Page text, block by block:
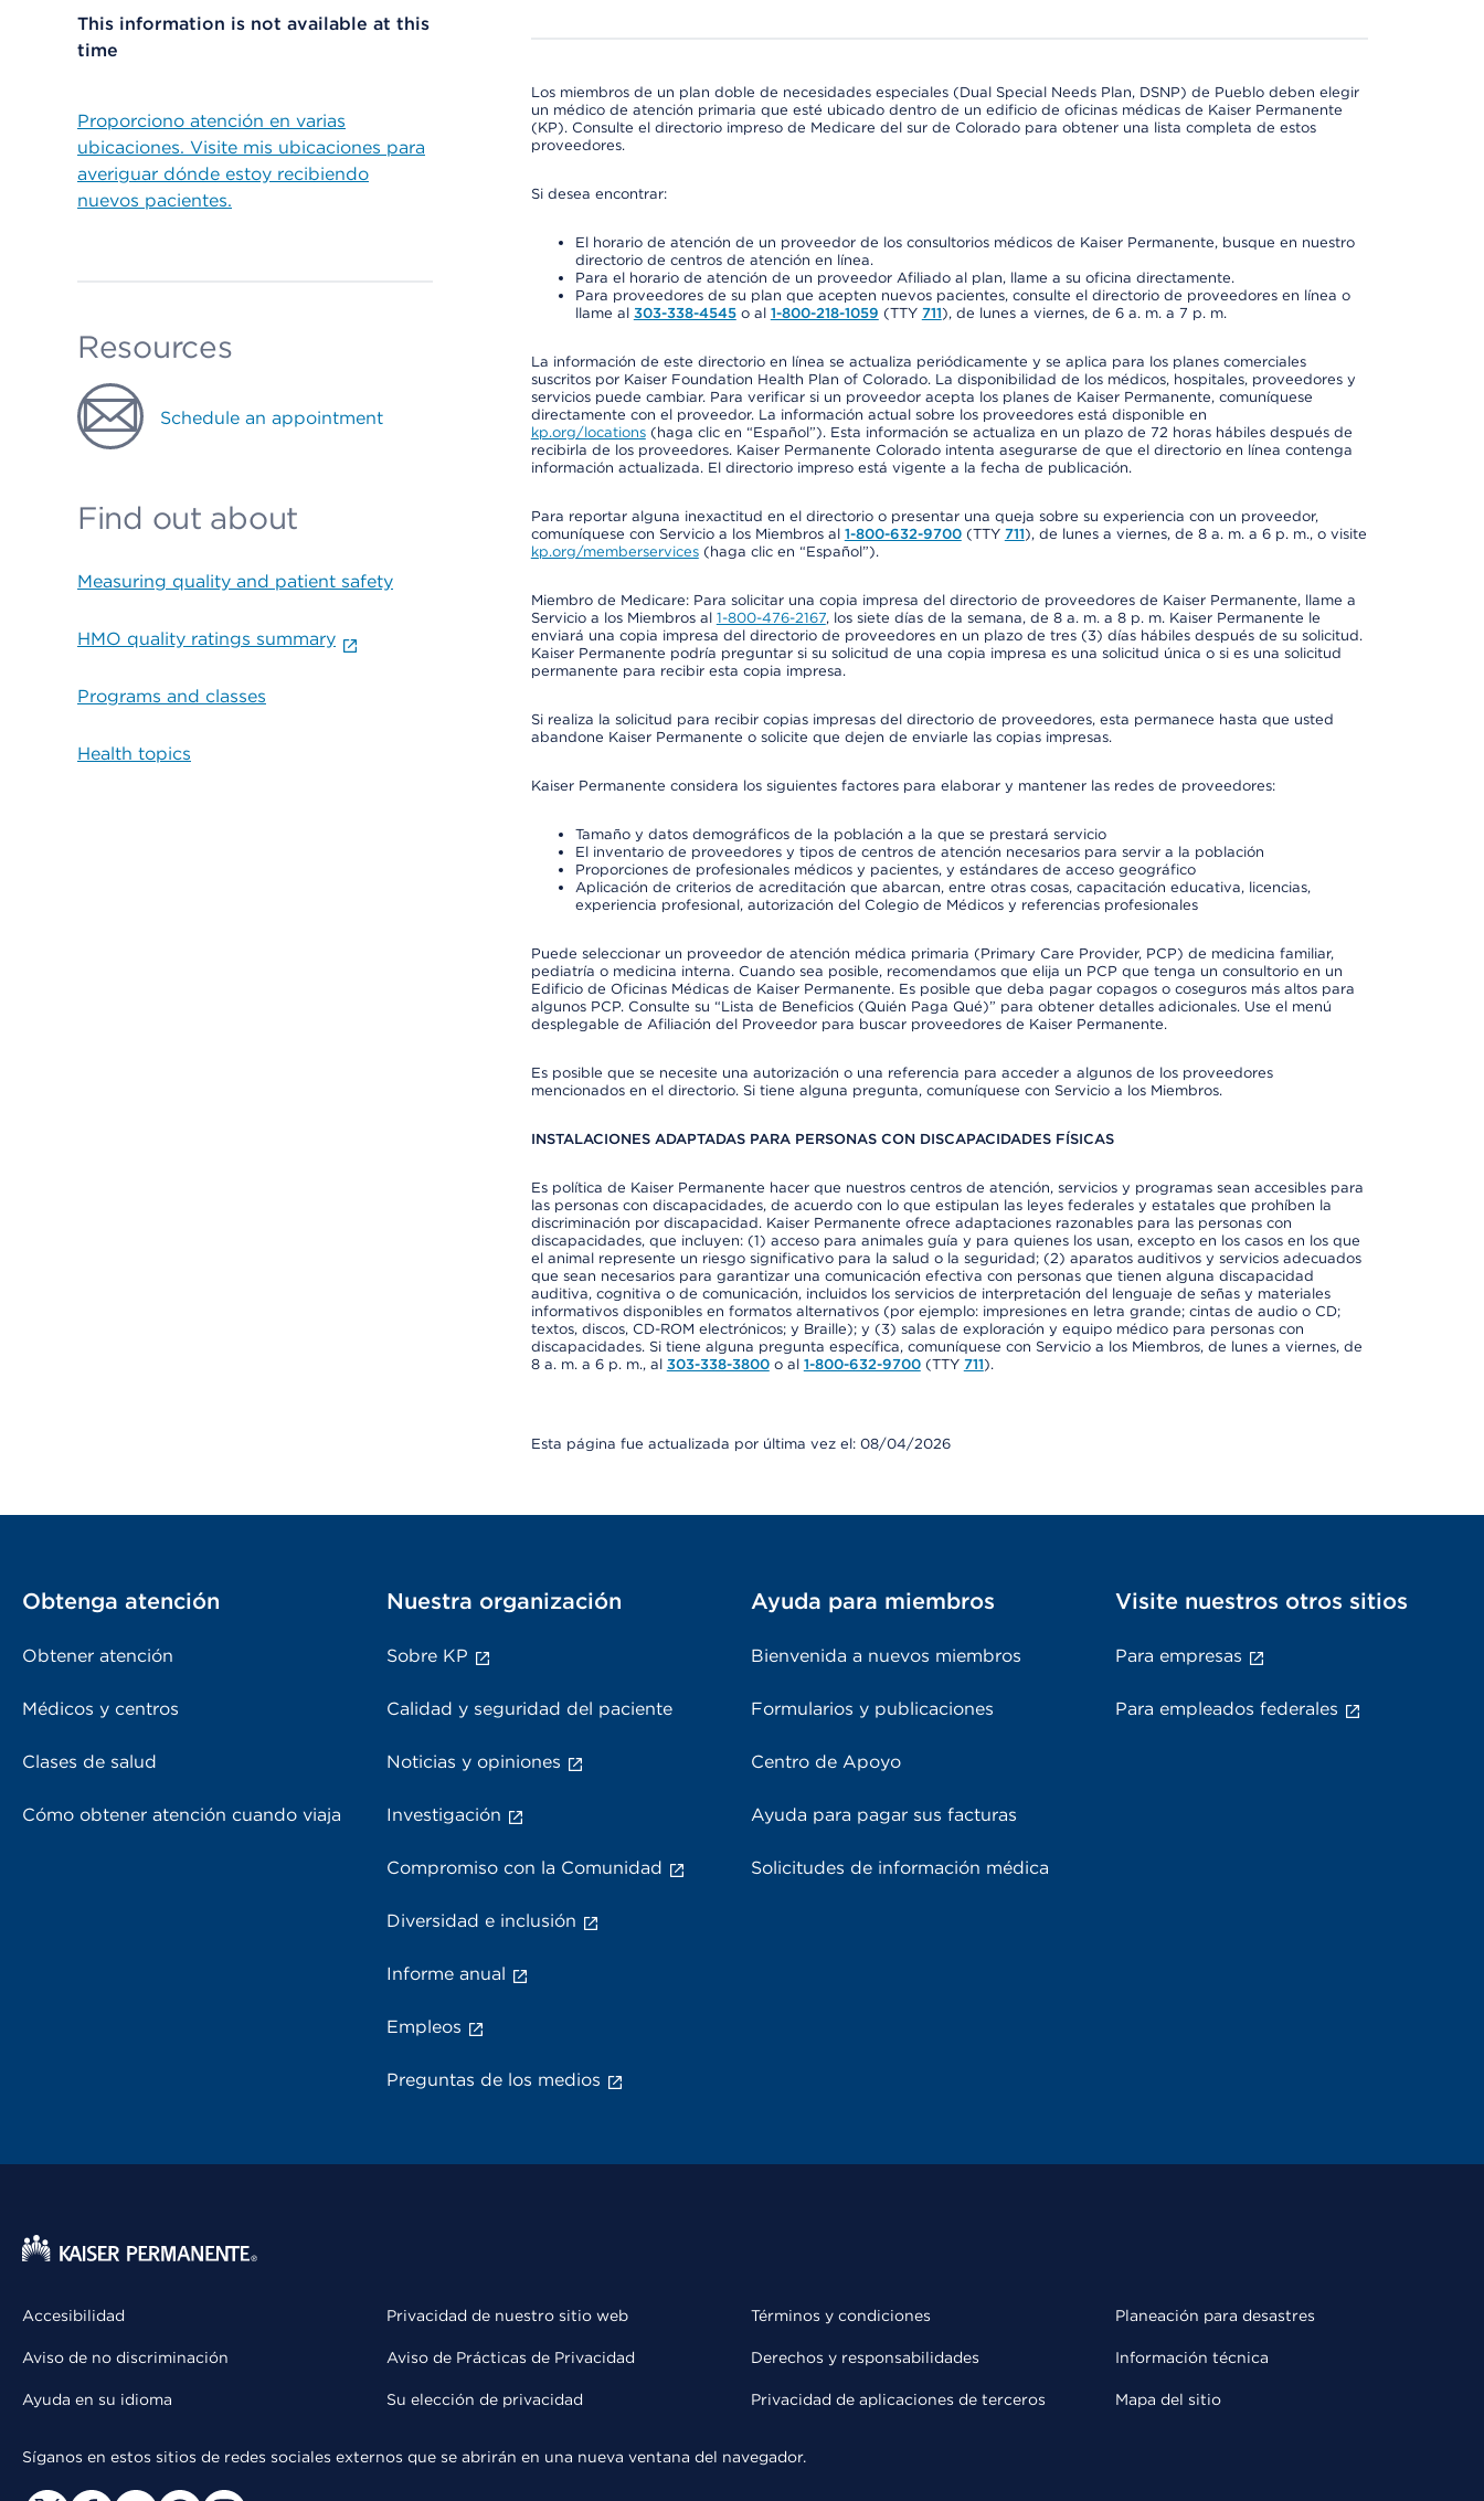
This information is not available at this
time
Proporciono atención en varias
ubicaciones. Visite mis ubicaciones para
averiguar dónde estoy recibiendo
nuevos pacientes.
Resources
Schedule an appointment
Find out about
Measuring quality and patient safety
HMO quality ratings summary
Programs and classes
Health topics
Los miembros de un plan doble de necesidades especiales (Dual Special Needs Plan, DSNP) de Pueblo deben elegir
un médico de atención primaria que esté ubicado dentro de un edificio de oficinas médicas de Kaiser Permanente
(KP). Consulte el directorio impreso de Medicare del sur de Colorado para obtener una lista completa de estos
proveedores.
Si desea encontrar:
El horario de atención de un proveedor de los consultorios médicos de Kaiser Permanente, busque en nuestro
directorio de centros de atención en línea.
Para el horario de atención de un proveedor Afiliado al plan, llame a su oficina directamente.
Para proveedores de su plan que acepten nuevos pacientes, consulte el directorio de proveedores en línea o
llame al 303-338-4545o al 1-800-218-1059 (TTY 711), de lunes a viernes, de 6 a. m. a 7 p. m.
La información de este directorio en línea se actualiza periódicamente y se aplica para los planes comerciales
suscritos por Kaiser Foundation Health Plan of Colorado. La disponibilidad de los médicos, hospitales, proveedores y
servicios puede cambiar. Para verificar si un proveedor acepta los planes de Kaiser Permanente, comuníquese
directamente con el proveedor. La información actual sobre los proveedores está disponible en
kp.org/locations(haga clic en “Español”). Esta información se actualiza en un plazo de 72 horas hábiles después de
recibirla de los proveedores. Kaiser Permanente Colorado intenta asegurarse de que el directorio en línea contenga
información actualizada. El directorio impreso está vigente a la fecha de publicación.
Para reportar alguna inexactitud en el directorio o presentar una queja sobre su experiencia con un proveedor,
comuníquese con Servicio a los Miembros al 1-800-632-9700(TTY 711), de lunes a viernes, de 8 a. m. a 6 p. m., o visite
kp.org/memberservices(haga clic en “Español”).
Miembro de Medicare: Para solicitar una copia impresa del directorio de proveedores de Kaiser Permanente, llame a
Servicio a los Miembros al 1-800-476-2167, los siete días de la semana, de 8 a. m. a 8 p. m. Kaiser Permanente le
enviará una copia impresa del directorio de proveedores en un plazo de tres (3) días hábiles después de su solicitud.
Kaiser Permanente podría preguntar si su solicitud de una copia impresa es una solicitud única o si es una solicitud
permanente para recibir esta copia impresa.
Si realiza la solicitud para recibir copias impresas del directorio de proveedores, esta permanece hasta que usted
abandone Kaiser Permanente o solicite que dejen de enviarle las copias impresas.
Kaiser Permanente considera los siguientes factores para elaborar y mantener las redes de proveedores:
Tamaño y datos demográficos de la población a la que se prestará servicio
El inventario de proveedores y tipos de centros de atención necesarios para servir a la población
Proporciones de profesionales médicos y pacientes, y estándares de acceso geográfico
Aplicación de criterios de acreditación que abarcan, entre otras cosas, capacitación educativa, licencias,
experiencia profesional, autorización del Colegio de Médicos y referencias profesionales
Puede seleccionar un proveedor de atención médica primaria (Primary Care Provider, PCP) de medicina familiar,
pediatría o medicina interna. Cuando sea posible, recomendamos que elija un PCP que tenga un consultorio en un
Edificio de Oficinas Médicas de Kaiser Permanente. Es posible que deba pagar copagos o coseguros más altos para
algunos PCP. Consulte su “Lista de Beneficios (Quién Paga Qué)” para obtener detalles adicionales. Use el menú
desplegable de Afiliación del Proveedor para buscar proveedores de Kaiser Permanente.
Es posible que se necesite una autorización o una referencia para acceder a algunos de los proveedores
mencionados en el directorio. Si tiene alguna pregunta, comuníquese con Servicio a los Miembros.
INSTALACIONES ADAPTADAS PARA PERSONAS CON DISCAPACIDADES FÍSICAS
Es política de Kaiser Permanente hacer que nuestros centros de atención, servicios y programas sean accesibles para
las personas con discapacidades, de acuerdo con lo que estipulan las leyes federales y estatales que prohíben la
discriminación por discapacidad. Kaiser Permanente ofrece adaptaciones razonables para las personas con
discapacidades, que incluyen: (1) acceso para animales guía y para quienes los usan, excepto en los casos en los que
el animal represente un riesgo significativo para la salud o la seguridad; (2) aparatos auditivos y servicios adecuados
que sean necesarios para garantizar una comunicación efectiva con personas que tienen alguna discapacidad
auditiva, cognitiva o de comunicación, incluidos los servicios de interpretación del lenguaje de señas y materiales
informativos disponibles en formatos alternativos (por ejemplo: impresiones en letra grande; cintas de audio o CD;
textos, discos, CD-ROM electrónicos; y Braille); y (3) salas de exploración y equipo médico para personas con
discapacidades. Si tiene alguna pregunta específica, comuníquese con Servicio a los Miembros, de lunes a viernes, de
8 a. m. a 6 p. m., al 303-338-3800o al 1-800-632-9700(TTY 711).
Esta página fue actualizada por última vez el: 08/04/2026
Obtenga atención
Obtener atención
Médicos y centros
Clases de salud
Cómo obtener atención cuando viaja
Nuestra organización
Sobre KP
Calidad y seguridad del paciente
Noticias y opiniones
Investigación
Compromiso con la Comunidad
Diversidad e inclusión
Informe anual
Empleos
Preguntas de los medios
Ayuda para miembros
Bienvenida a nuevos miembros
Formularios y publicaciones
Centro de Apoyo
Ayuda para pagar sus facturas
Solicitudes de información médica
Visite nuestros otros sitios
Para empresas
Para empleados federales
Accesibilidad
Aviso de no discriminación
Ayuda en su idioma
Privacidad de nuestro sitio web
Aviso de Prácticas de Privacidad
Su elección de privacidad
Términos y condiciones
Derechos y responsabilidades
Privacidad de aplicaciones de terceros
Planeación para desastres
Información técnica
Mapa del sitio
Síganos en estos sitios de redes sociales externos que se abrirán en una nueva ventana del navegador.